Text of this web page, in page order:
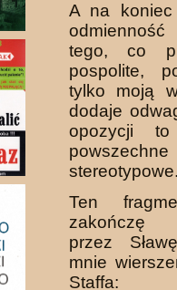
A na
tego, co
pospolite,
tylko moją
dodaje
opozycji
Ten
zakończę
przez
mnie
Staffa: